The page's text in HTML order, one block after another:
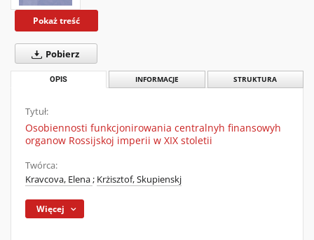
Pokaż treść
Pobierz
OPIS INFORMACJE STRUKTURA
Tytuł:
Osobiennosti funkcjonirowania centralnyh finansowyh
organow Rossijskoj imperii w XIX stoletii
Twórca:
Kravcova, Elena; Krżisztof, Skupienskj
Więcej